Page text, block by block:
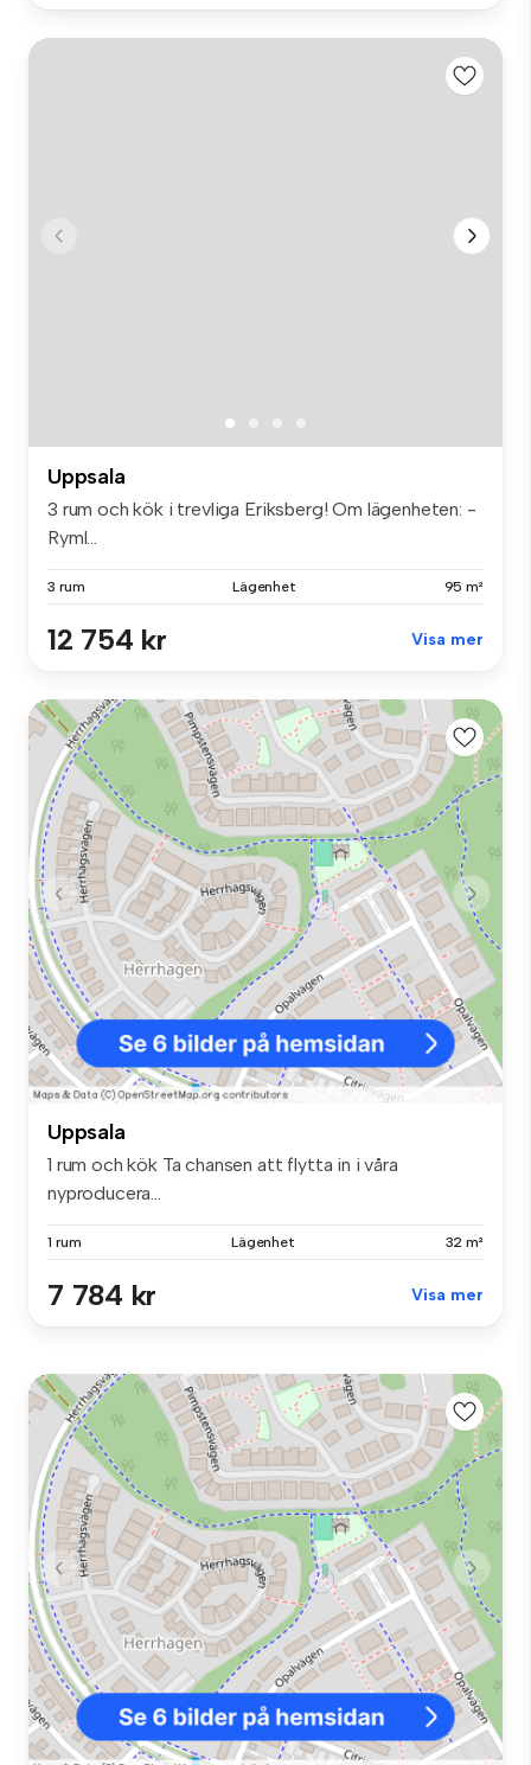
Uppsala
3 rum och kök i trevliga Eriksberg! Om lägenheten: -
Ryml...
3 rum Lägenhet 95 m²
12 754 kr Visa mer
Uppsala
1 rum och kök Ta chansen att flytta in i våra
nyproducera...
1 rum Lägenhet 32 m²
7 784 kr Visa mer